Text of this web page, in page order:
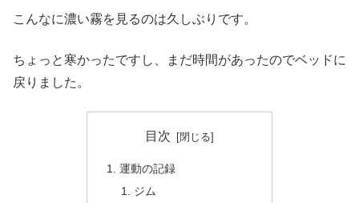
こんなに濃い霧を見るのは久しぶりです。
ちょっと寒かったですし、まだ時間があったのでベッドに
戻りました。
目次
運動の記録
ジム